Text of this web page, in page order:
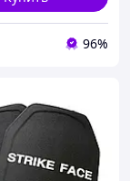
96%